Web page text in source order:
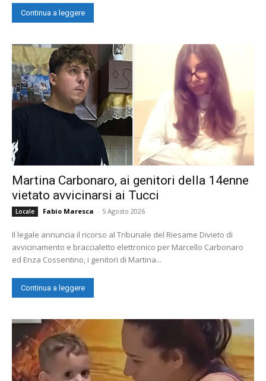
Continua a leggere
Martina Carbonaro, ai genitori della 14enne
vietato avvicinarsi ai Tucci
Locale Fabio Maresca - 5 Agosto 2026
Il legale annuncia il ricorso al Tribunale del Riesame Divieto di
avvicinamento e braccialetto elettronico per Marcello Carbonaro
ed Enza Cossentino, i genitori di Martina...
Continua a leggere